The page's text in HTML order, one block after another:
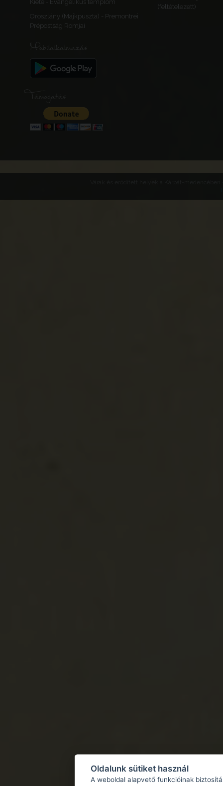
Kiéte - Evangélikus templom
(feltételezett)
Oroszlány (Majkpuszta) - Premontrei
Prépostság Romjai
Mobilalkalmazás
Támogatás
Oldalunk sütiket használ
A weboldal alapvető funkcióinak